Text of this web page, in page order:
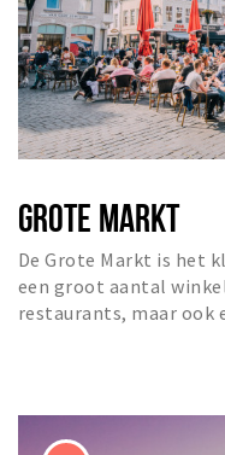
GROTE MARKT
De Grote Markt is het
een groot aantal
restaurants, maar ook